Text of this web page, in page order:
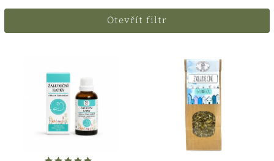
Doporučujeme
Abecedně
Otevřít filtr